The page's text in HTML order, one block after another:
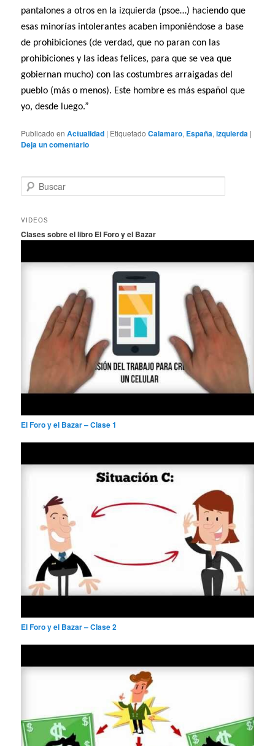
pantalones a otros en la izquierda (psoe…) haciendo que
esas minorías intolerantes acaben imponiéndose a base
de prohibiciones (de verdad, que no paran con las
prohibiciones y las ideas felices, para que se vea que
gobiernan mucho) con las costumbres arraigadas del
pueblo (más o menos). Este hombre es más español que
yo, desde luego.”
Publicado en Actualidad | Etiquetado Calamaro, España,izquierda |
Deja un comentario
u
c
r
VIDEOS
Clases sobre el libro El Foro y el Bazar
El Foro y el Bazar – Clase 1
El Foro y el Bazar – Clase 2